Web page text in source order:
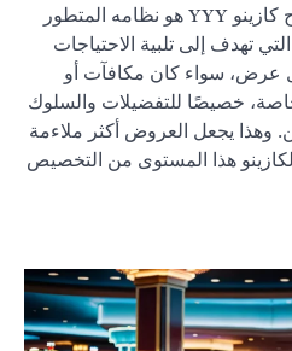
أحد العوامل الرئيسية في نجاح كازينو YYY هو نظامه المتطور
تهدف إلى تلبية الاحتياجات
عرض، سواء كان مكافآت أو
خصيصًا للتفضيلات والسلوك
وهذا يجعل العروض أكثر ملاءمة
هذا المستوى من التخصيص